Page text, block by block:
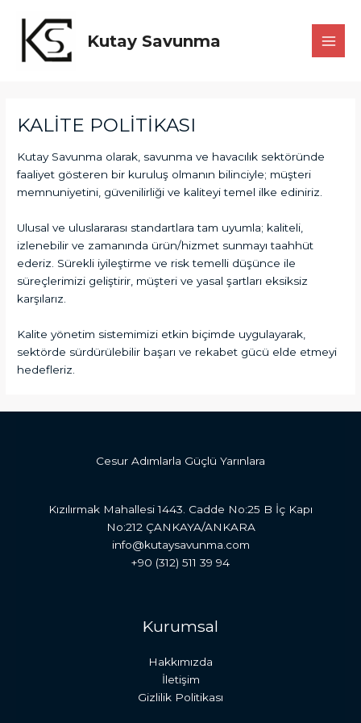
Kutay Savunma
KALİTE POLİTİKASI
Kutay Savunma olarak, savunma ve havacılık sektöründe
faaliyet gösteren bir kuruluş olmanın bilinciyle; müşteri
memnuniyetini, güvenilirliği ve kaliteyi temel ilke ediniriz.
Ulusal ve uluslararası standartlara tam uyumla; kaliteli,
izlenebilir ve zamanında ürün/hizmet sunmayı taahhüt
ederiz. Sürekli iyileştirme ve risk temelli düşünce ile
süreçlerimizi geliştirir, müşteri ve yasal şartları eksiksiz
karşılarız.
Kalite yönetim sistemimizi etkin biçimde uygulayarak,
sektörde sürdürülebilir başarı ve rekabet gücü elde etmeyi
hedefleriz.
Cesur Adımlarla Güçlü Yarınlara
Kızılırmak Mahallesi 1443. Cadde No:25 B İç Kapı
No:212 ÇANKAYA/ANKARA
info@kutaysavunma.com
+90 (312) 511 39 94
Kurumsal
Hakkımızda
İletişim
Gizlilik Politikası